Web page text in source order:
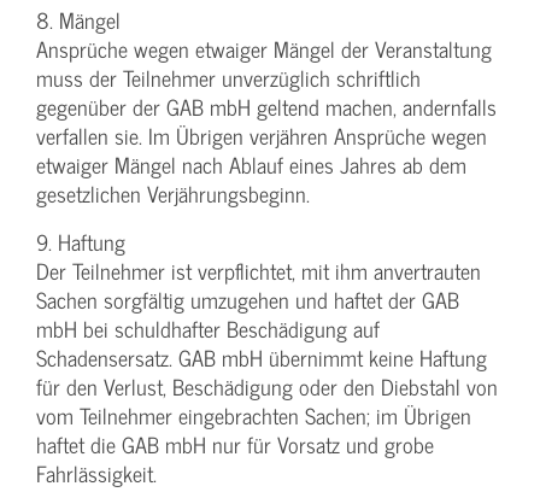
8. Mängel
Ansprüche wegen etwaiger Mängel der Veranstaltung
muss der Teilnehmer unverzüglich schriftlich
gegenüber der GAB mbH geltend machen, andernfalls
verfallen sie. Im Übrigen verjähren Ansprüche wegen
etwaiger Mängel nach Ablauf eines Jahres ab dem
gesetzlichen Verjährungsbeginn.
9. Haftung
Der Teilnehmer ist verpflichtet, mit ihm anvertrauten
Sachen sorgfältig umzugehen und haftet der GAB
mbH bei schuldhafter Beschädigung auf
Schadensersatz. GAB mbH übernimmt keine Haftung
für den Verlust, Beschädigung oder den Diebstahl von
vom Teilnehmer eingebrachten Sachen; im Übrigen
haftet die GAB mbH nur für Vorsatz und grobe
Fahrlässigkeit.